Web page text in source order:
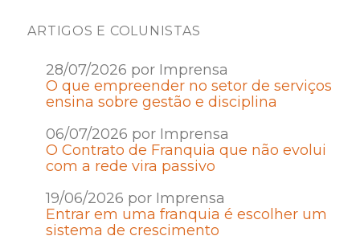
ARTIGOS E COLUNISTAS
28/07/2026 por Imprensa
O que empreender no setor de serviços
ensina sobre gestão e disciplina
06/07/2026 por Imprensa
O Contrato de Franquia que não evolui
com a rede vira passivo
19/06/2026 por Imprensa
Entrar em uma franquia é escolher um
sistema de crescimento